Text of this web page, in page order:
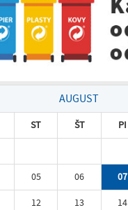
AUGUST
ST ŠT PI
05 06 07
12 13 14